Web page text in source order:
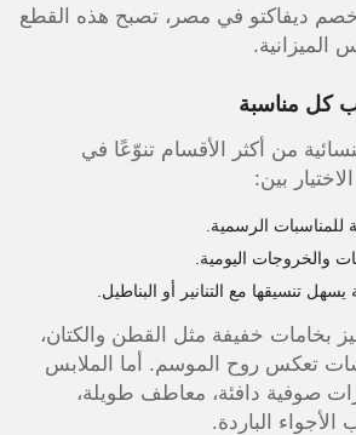
ديفاكتو في مصر، تصبح هذه القطع
الميزانية.
كل مناسبة
من أكثر الأقسام تنوّعًا في
بين:
للمناسبات الرسمية.
والخروجات اليومية.
تنسيقها مع التنانير أو البناطيل.
بخامات خفيفة مثل القطن والكتان،
تعكس روح الموسم. أما الملابس
صوفية دافئة، معاطف طويلة،
الباردة.